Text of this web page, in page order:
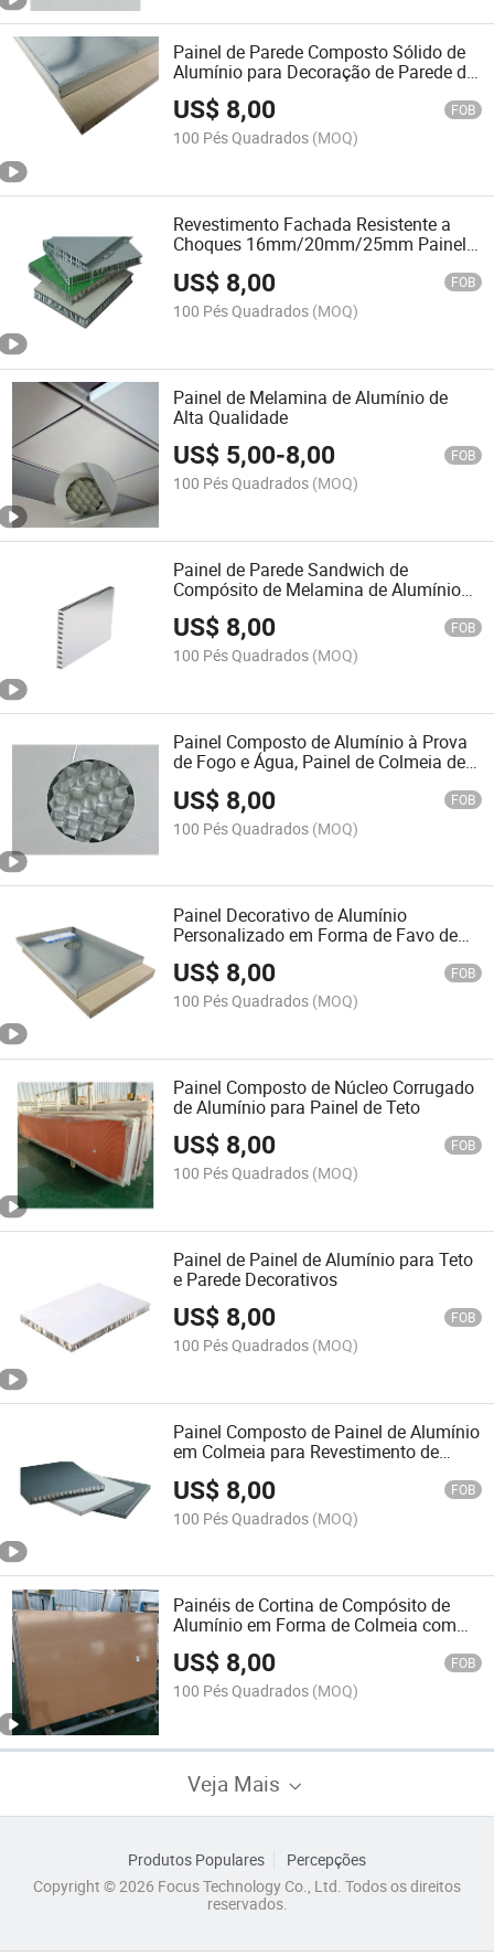
Painel de Parede Composto Sólido de
Alumínio para Decoração de Parede de
US$ 8,00 FOB
100 Pés Quadrados (MOQ)
Revestimento Fachada Resistente a
Choques 16mm/20mm/25mm Painel
Painel Sanduíche de Estrutura em
Colmeia
US$ 8,00 FOB
100 Pés Quadrados (MOQ)
Painel de Melamina de Alumínio de
Alta Qualidade
US$ 5,00-8,00 FOB
100 Pés Quadrados (MOQ)
Painel de Parede Sandwich de
Compósito de Melamina de Alumínio
para Fachadas
US$ 8,00 FOB
100 Pés Quadrados (MOQ)
Painel Composto de Alumínio à Prova
de Fogo e Água, Painel de Colmeia de
Revestimentos
US$ 8,00 FOB
100 Pés Quadrados (MOQ)
Painel Decorativo de Alumínio
Personalizado em Forma de Favo de
Mel para Revestimento de Parede
Externa
US$ 8,00 FOB
100 Pés Quadrados (MOQ)
Painel Composto de Núcleo Corrugado
de Alumínio para Painel de Teto
US$ 8,00 FOB
100 Pés Quadrados (MOQ)
Painel de Painel de Alumínio para Teto
e Parede Decorativos
US$ 8,00 FOB
100 Pés Quadrados (MOQ)
Painel Composto de Painel de Alumínio
em Colmeia para Revestimento de
US$ 8,00 FOB
100 Pés Quadrados (MOQ)
Painéis de Cortina de Compósito de
Alumínio em Forma de Colmeia com
Acabamento em Madeira para
Fachada
US$ 8,00 FOB
100 Pés Quadrados (MOQ)
Veja Mais
Produtos Populares
Percepções
Copyright © 2026 Focus Technology Co., Ltd. Todos os direitos
reservados.